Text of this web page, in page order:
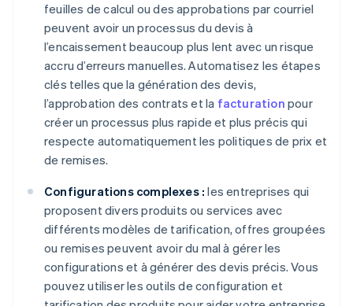
feuilles de calcul ou des approbations par courriel
peuvent avoir un processus du devis à
l’encaissement beaucoup plus lent avec un risque
accru d’erreurs manuelles. Automatisez les étapes
clés telles que la génération des devis,
l’approbation des contrats et la facturation pour
créer un processus plus rapide et plus précis qui
respecte automatiquement les politiques de prix et
de remises.
Configurations complexes : les entreprises qui
proposent divers produits ou services avec
différents modèles de tarification, offres groupées
ou remises peuvent avoir du mal à gérer les
configurations et à générer des devis précis. Vous
pouvez utiliser les outils de configuration et